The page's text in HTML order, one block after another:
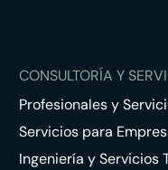
CONSULTORÍA Y
Profesionales y
Servicios para
Ingeniería y Servicios